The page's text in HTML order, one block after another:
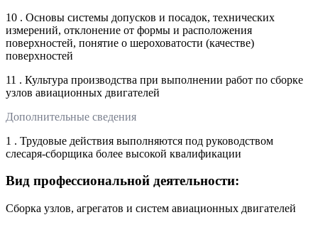
10 . Основы системы допусков и посадок, технических
измерений, отклонение от формы и расположения
поверхностей, понятие о шероховатости (качестве)
поверхностей
11 . Культура производства при выполнении работ по сборке
узлов авиационных двигателей
Дополнительные сведения
1 . Трудовые действия выполняются под руководством
слесаря-сборщика более высокой квалификации
Вид профессиональной деятельности:
Сборка узлов, агрегатов и систем авиационных двигателей